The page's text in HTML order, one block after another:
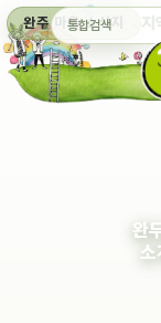
완주 마을 소식지 지
통합검색
완
소